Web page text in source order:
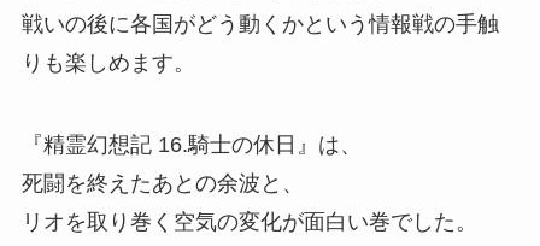
戦いの後に各国がどう動くかという情報戦の手触
りも楽しめます。
『精霊幻想記 16.騎士の休日』 は、
死闘を終えたあとの余波と、
リオを取り巻く空気の変化が面白い巻でした。